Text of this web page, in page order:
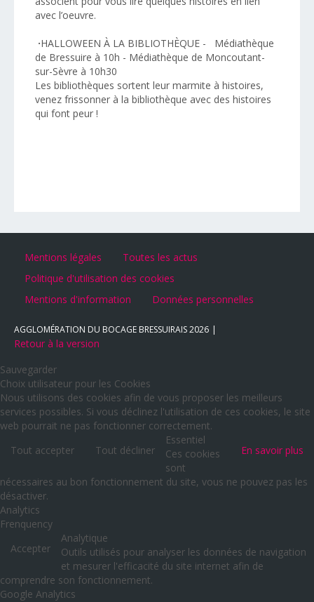
avec l’oeuvre.
·HALLOWEEN À LA BIBLIOTHÈQUE - Médiathèque
de Bressuire à 10h - Médiathèque de Moncoutant-
sur-Sèvre à 10h30
Les bibliothèques sortent leur marmite à histoires,
venez frissonner à la bibliothèque avec des histoires
qui font peur !
Mentions légales
Toutes les actus
Politique d'utilisation des cookies
Mentions d'information
Données personnelles
AGGLOMÉRATION DU BOCAGE BRESSUIRAIS2026
Retour à la version
Sauvegarder
Choix utilisateur pour les Cookies
Nous utilisons des cookies afin de vous proposer les meilleurs
services possibles. Si vous déclinez l'utilisation de ces cookies, le site
web pourrait ne pas fonctionner correctement.
Tout accepter
Tout décliner En savoir plus
Essentiel
Ces cookies
sont
nécessaires au bon fonctionnement du site, vous ne pouvez pas les
désactiver.
Analytics
Frenquency
Accepter
Analytique
Outils utilisés pour analyser les données de navigation
et mesurer l'efficacité du site internet afin de
comprendre son fonctionnement.
Google Analytics